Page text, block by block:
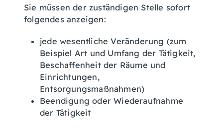
Sie müssen der zuständigen Stelle sofort
folgendes anzeigen:
jede wesentliche Veränderung (zum
Beispiel Art und Umfang der Tätigkeit,
Beschaffenheit der Räume und
Einrichtungen,
Entsorgungsmaßnahmen)
Beendigung oder Wiederaufnahme
der Tätigkeit